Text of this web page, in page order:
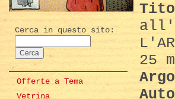
Cerca in questo sito:
Offerte a Tema
Vetrina
25